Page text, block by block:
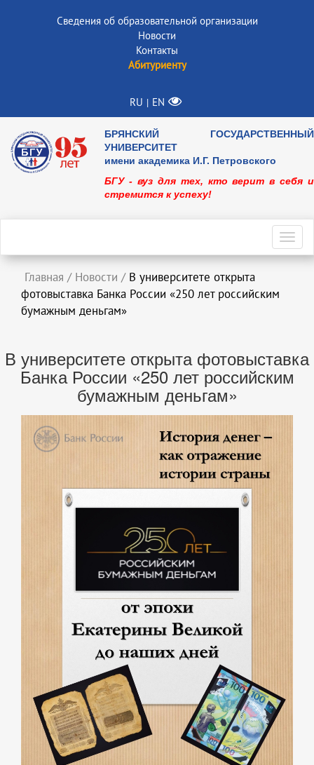
Сведения об образовательной организации
Новости
Контакты
Абитуриенту
RU | EN
БРЯНСКИЙ ГОСУДАРСТВЕННЫЙ
УНИВЕРСИТЕТ
имени академика И.Г. Петровского
БГУ - вуз для тех, кто верит в себя и
стремится к успеху!
Главная / Новости / В университете открыта
фотовыставка Банка России «250 лет российским
бумажным деньгам»
В университете открыта фотовыставка
Банка России «250 лет российским
бумажным деньгам»